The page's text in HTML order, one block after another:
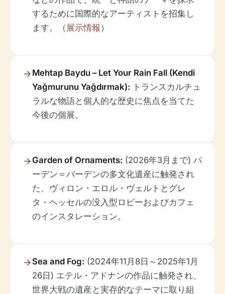
するために国際的なアーティストを招集し
ます。（ 展示情報 ）
Mehtap Baydu – Let Your Rain Fall (Kendi
Yağmurunu Yağdırmak): トランスカルチュ
ラルな物語と個人的な歴史に焦点を当てた
今後の個展。
Garden of Ornaments: (2026年3月まで) バ
ーデン＝バーデンの多文化遺産に触発され
た、ヴィロン・エロル・ヴェルトとグレ
タ・ヘッセルの没入型ロビーおよびカフェ
のインスタレーション。
Sea and Fog: (2024年11月8日～2025年1月
26日) エテル・アドナンの作品に触発され、
世界大戦の遺産と実存的なテーマに取り組